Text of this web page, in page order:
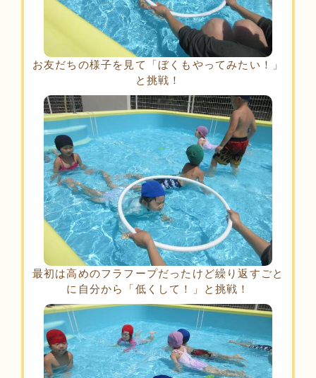
お友だちの様子を見て「ぼくもやってみたい！」
と挑戦！
最初は高めのフラフープだったけど繰り返すごと
に自分から「低くして！」と挑戦！